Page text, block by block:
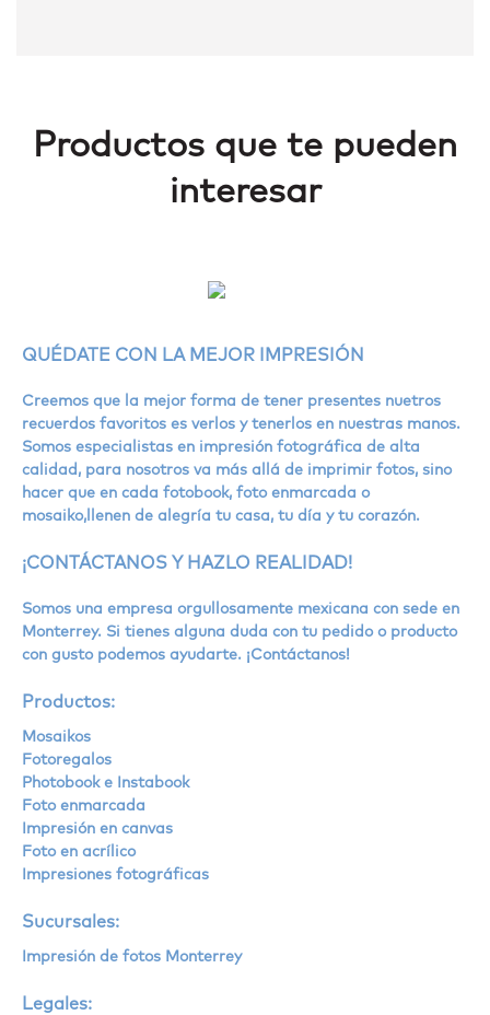
Productos que te pueden
interesar
Mosaikos
QUÉDATE CON LA MEJOR IMPRESIÓN
Creemos que la mejor forma de tener presentes nuetros
recuerdos favoritos es verlos y tenerlos en nuestras manos.
Somos especialistas en impresión fotográfica de alta
calidad, para nosotros va más allá de imprimir fotos, sino
hacer que en cada fotobook, foto enmarcada o
mosaiko,llenen de alegría tu casa, tu día y tu corazón.
¡CONTÁCTANOS Y HAZLO REALIDAD!
Somos una empresa orgullosamente mexicana con sede en
Monterrey. Si tienes alguna duda con tu pedido o producto
con gusto podemos ayudarte. ¡Contáctanos!
Productos:
Mosaikos
Fotoregalos
Photobook e Instabook
Foto enmarcada
Impresión en canvas
Foto en acrílico
Impresiones fotográficas
Sucursales:
Impresión de fotos Monterrey
Legales: